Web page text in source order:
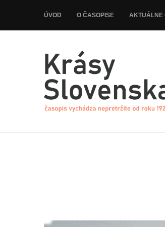
ÚVOD O ČASOPISE AKTUÁLNE